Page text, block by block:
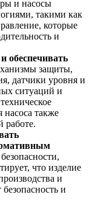
и насосы
такими как
которые
и
защиты,
датчики уровня и
ситуаций и
насоса также
работе.
что изделие
и
и